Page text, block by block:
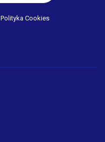
Polityka Cookies